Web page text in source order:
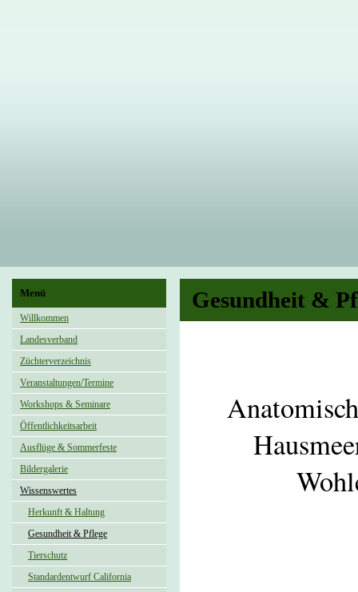
Menü
Willkommen
Landesverband
Züchterverzeichnis
Veranstaltungen/Termine
Workshops & Seminare
Öffentlichkeitsarbeit
Ausflüge & Sommerfeste
Bildergalerie
Wissenswertes
Herkunft & Haltung
Gesundheit & Pflege
Tierschutz
Standardentwurf California
Gesundheit &